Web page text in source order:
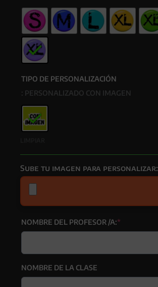
TIPO DE PERSONALIZACIÓN
: PERSONALIZADO CON IMAGEN
Sube tu imagen para personalizar:
NOMBRE DEL PROFESOR /A:*
NOMBRE DE LA CLASE